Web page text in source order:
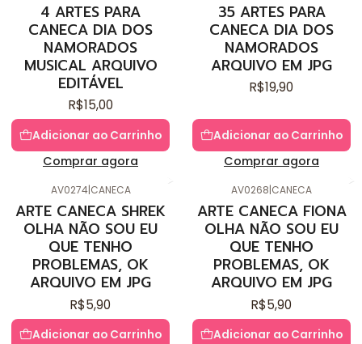
4 ARTES PARA
CANECA DIA DOS
NAMORADOS
MUSICAL ARQUIVO
EDITÁVEL
R$15,00
Adicionar ao Carrinho
Comprar agora
35 ARTES PARA
CANECA DIA DOS
NAMORADOS
ARQUIVO EM JPG
R$19,90
Adicionar ao Carrinho
Comprar agora
AV0274|CANECA
ARTE CANECA SHREK
OLHA NÃO SOU EU
QUE TENHO
PROBLEMAS, OK
ARQUIVO EM JPG
R$5,90
Adicionar ao Carrinho
AV0268|CANECA
ARTE CANECA FIONA
OLHA NÃO SOU EU
QUE TENHO
PROBLEMAS, OK
ARQUIVO EM JPG
R$5,90
Adicionar ao Carrinho